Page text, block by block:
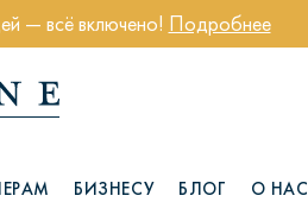
— всё включено! Подробнее
БИЗНЕСУ БЛОГ О НАС